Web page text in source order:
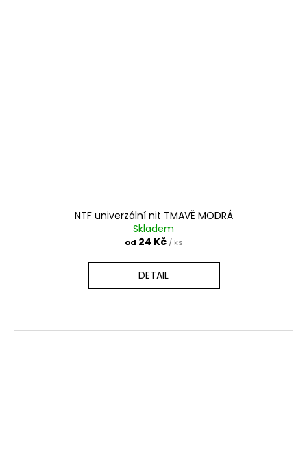
NTF univerzální nit TMAVĚ MODRÁ
Skladem
od 24 Kč / ks
DETAIL